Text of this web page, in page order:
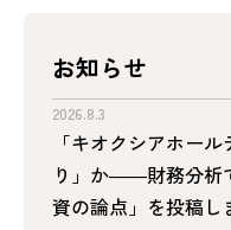
お知らせ
2026.8.3
「キオクシアホー
り」か――財務分析
資の論点」を投稿し